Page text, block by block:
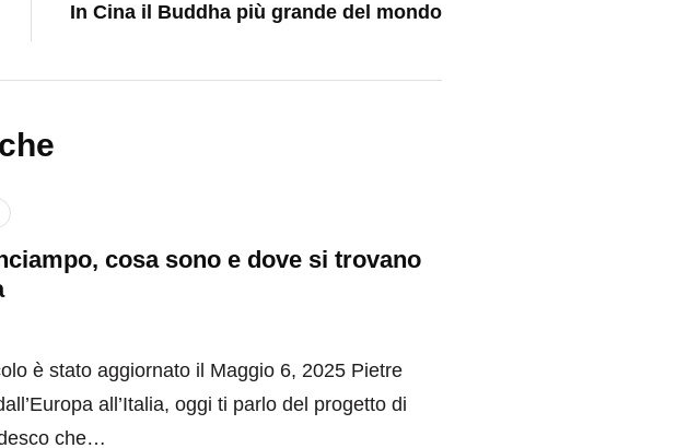
In Cina il Buddha più grande del mondo
cosa sono e dove si trovano
è stato aggiornato il Maggio 6, 2025 Pietre
all’Italia, oggi ti parlo del progetto di
che…